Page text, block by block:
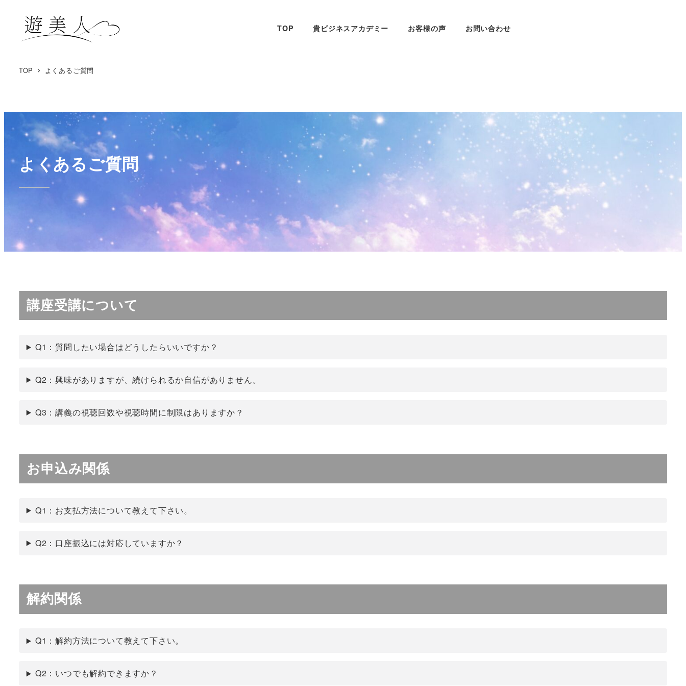
TOP 貴ビジネスアカデミー お客様の声 お問い合わせ
TOP よくあるご質問
よくあるご質問
講座受講について
Q1：質問したい場合はどうしたらいいですか？
Q2：興味がありますが、続けられるか自信がありません。
Q3：講義の視聴回数や視聴時間に制限はありますか？
お申込み関係
Q1：お支払方法について教えて下さい。
Q2：口座振込には対応していますか？
解約関係
Q1：解約方法について教えて下さい。
Q2：いつでも解約できますか？